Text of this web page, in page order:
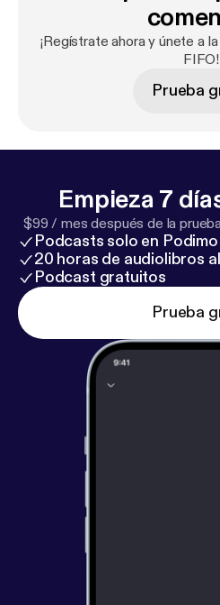
¡Regístrate ahora y únete a
FIFO!
Prueba
Empieza 7
$99 / mes después de la
Podcasts solo en Podimo
20 horas de audiolibros
Podcast gratuitos
Prueba